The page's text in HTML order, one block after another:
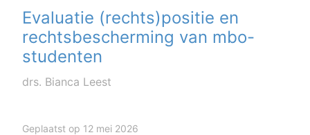
Evaluatie (rechts)positie en
rechtsbescherming van mbo-
studenten
drs. Bianca Leest
Geplaatst op 12 mei 2026